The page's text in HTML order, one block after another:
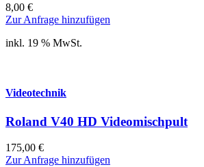
8,00 €
Zur Anfrage hinzufügen
inkl. 19 % MwSt.
Videotechnik
Roland V40 HD Videomischpult
175,00 €
Zur Anfrage hinzufügen